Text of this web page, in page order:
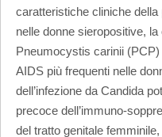
caratteristiche cliniche
nelle donne sieropositive,
Pneumocystis carinii
AIDS più frequenti nelle
dell’infezione da Candida
precoce dell’immuno-
del tratto genitale